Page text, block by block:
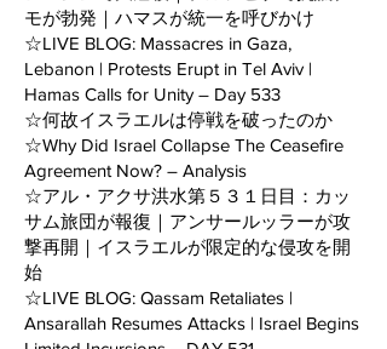
モが勃発｜ハマスが統一を呼びかけ
☆LIVE BLOG: Massacres in Gaza,
Lebanon | Protests Erupt in Tel Aviv |
Hamas Calls for Unity – Day 533
☆何故イスラエルは停戦を破ったのか
☆Why Did Israel Collapse The Ceasefire
Agreement Now? – Analysis
☆アル・アクサ洪水第５３１日目：カッ
サム旅団が報復｜アンサールッラーが攻
撃再開｜イスラエルが限定的な侵攻を開
始
☆LIVE BLOG: Qassam Retaliates |
Ansarallah Resumes Attacks | Israel Begins